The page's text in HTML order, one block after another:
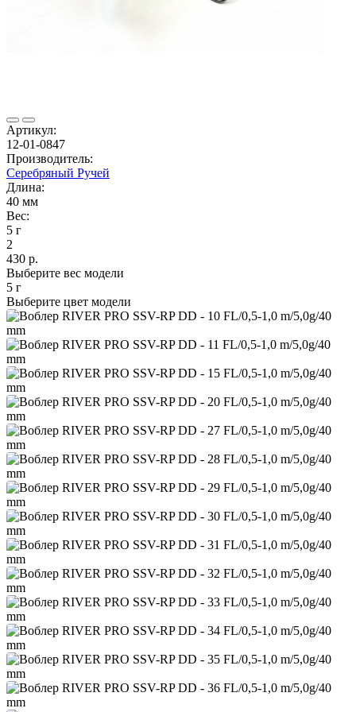
Артикул:
12-01-0847
Производитель:
Серебряный Ручей
Длина:
40 мм
Вес:
5 г
2
430 р.
Выберите вес модели
5 г
Выберите цвет модели